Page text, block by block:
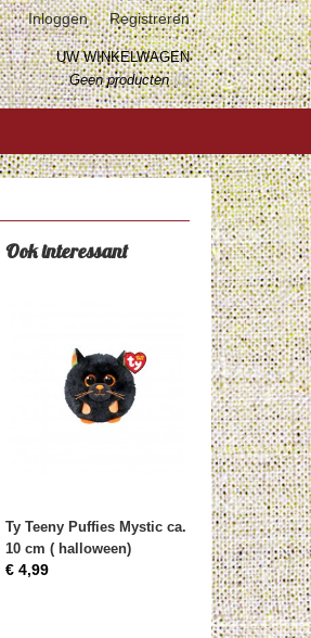
Inloggen Registreren
UW WINKELWAGEN
Geen producten(0)
Ook interessant
Ty Teeny Puffies Mystic ca.
10 cm ( halloween)
€ 4,99